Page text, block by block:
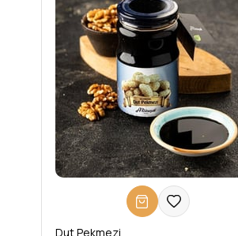
Dut Pekmezi